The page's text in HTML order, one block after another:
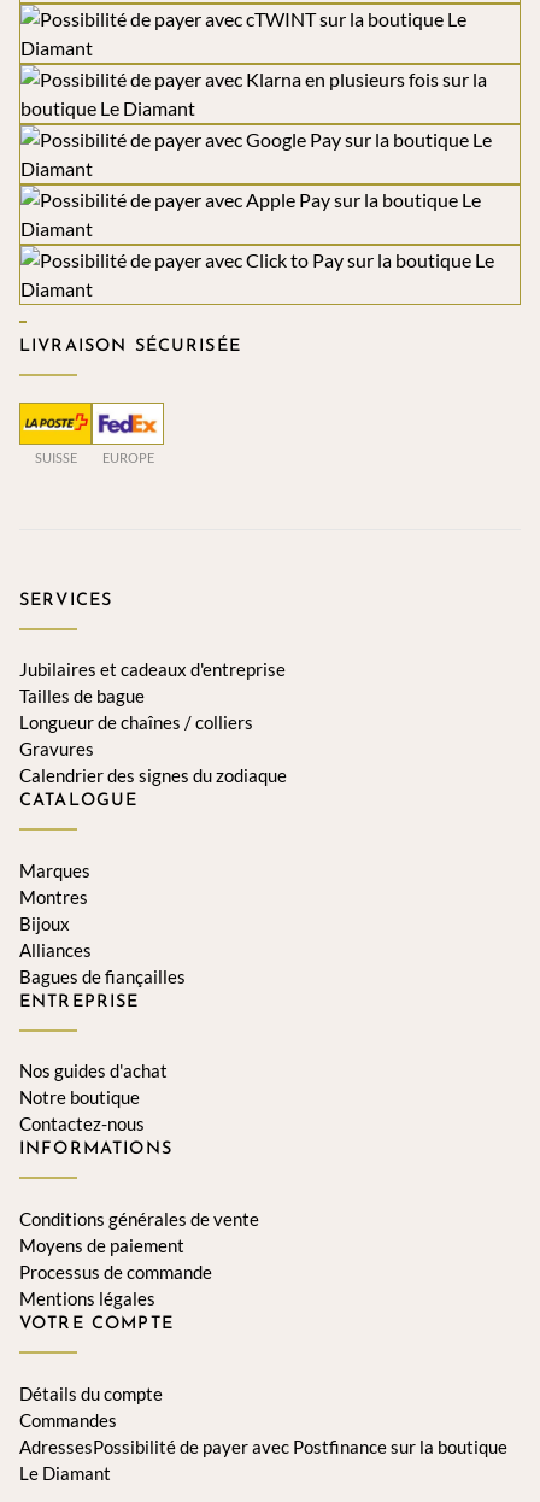
LIVRAISON SÉCURISÉE
SUISSE EUROPE
SERVICES
Jubilaires et cadeaux d'entreprise
Tailles de bague
Longueur de chaînes / colliers
Gravures
Calendrier des signes du zodiaque
CATALOGUE
Marques
Montres
Bijoux
Alliances
Bagues de fiançailles
ENTREPRISE
Nos guides d'achat
Notre boutique
Contactez-nous
INFORMATIONS
Conditions générales de vente
Moyens de paiement
Processus de commande
Mentions légales
VOTRE COMPTE
Détails du compte
Commandes
AdressesPossibilité de payer avec Postfinance sur la boutique
Le Diamant